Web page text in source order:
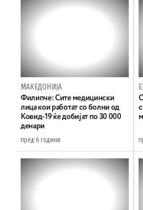
МАКЕДОНИЈА
Филипче: Сите медицински
лица кои работат со болни од
Ковид-19 ќе добијат по 30 000
денари
пред 6 години